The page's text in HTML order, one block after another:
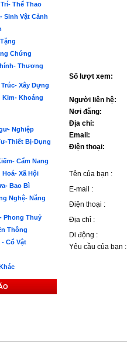
Thể Thao
Sinh Vật Cảnh
Chứng
Thương
Xây Dựng
Kim- Khoáng
Nghiệp
Thiết Bị-Dụng
Cẩm Nang
Xã Hội
Bao Bì
Nghệ- Năng
Phong Thuỷ
Thông
Cổ Vật
Số lượt xem:
Người liên hệ:
Nơi đăng:
Địa chỉ:
Email:
Điện thoại:
Tên của bạn :
E-mail :
Điện thoại :
Địa chỉ :
Di động :
Yêu cầu của bạn :